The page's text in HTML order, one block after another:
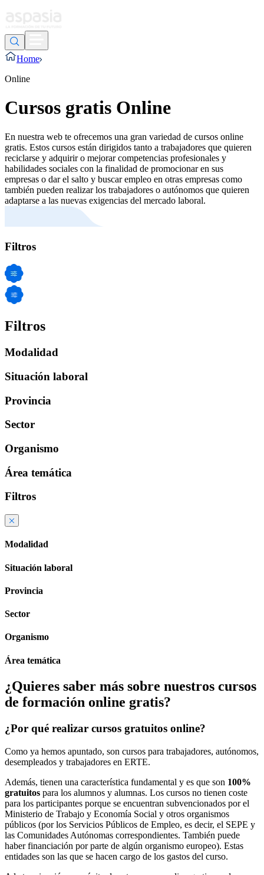
Home
Online
Cursos gratis Online
En nuestra web te ofrecemos una gran variedad de cursos online
gratis. Estos cursos están dirigidos tanto a trabajadores que quieren
reciclarse y adquirir o mejorar competencias profesionales y
habilidades sociales con la finalidad de promocionar en sus
empresas o dar el salto y buscar empleo en otras empresas como
también pueden realizar los trabajadores o autónomos que quieren
adaptarse a las nuevas exigencias del mercado laboral.
Filtros
Filtros
Modalidad
Situación laboral
Provincia
Sector
Organismo
Área temática
Filtros
Modalidad
Situación laboral
Provincia
Sector
Organismo
Área temática
¿Quieres saber más sobre nuestros cursos
de formación online gratis?
¿Por qué realizar cursos gratuitos online?
Como ya hemos apuntado, son cursos para trabajadores, autónomos,
desempleados y trabajadores en ERTE.
Además, tienen una característica fundamental y es que son 100%
gratuitos para los alumnos y alumnas. Los cursos no tienen coste
para los participantes porque se encuentran subvencionados por el
Ministerio de Trabajo y Economía Social y otros organismos
públicos (por los Servicios Públicos de Empleo, es decir, el SEPE y
las Comunidades Autónomas correspondientes. También puede
haber financiación por parte de algún organismo europeo). Estas
entidades son las que se hacen cargo de los gastos del curso.